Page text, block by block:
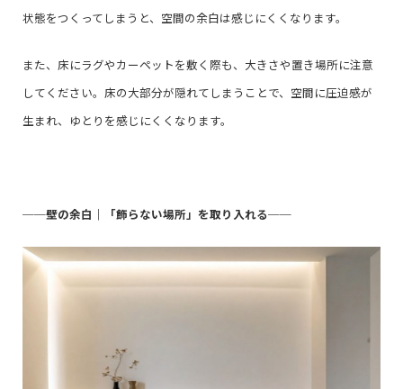
状態をつくってしまうと、空間の余白は感じにくくなります。
また、床にラグやカーペットを敷く際も、大きさや置き場所に注意
してください。床の大部分が隠れてしまうことで、空間に圧迫感が
生まれ、ゆとりを感じにくくなります。
──壁の余白｜「飾らない場所」を取り入れる──